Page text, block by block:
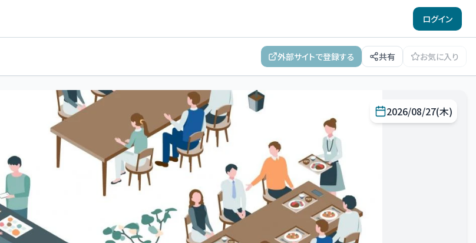
ログイン
外部サイトで登録する 共有 お気に入り
2026/08/27(木)